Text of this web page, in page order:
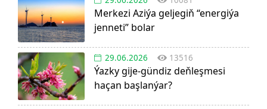
Merkezi Aziýa geljegiň “energiýa
jenneti” bolar
29.06.2026 13516
Ýazky gije-gündiz deňleşmesi
haçan başlanýar?